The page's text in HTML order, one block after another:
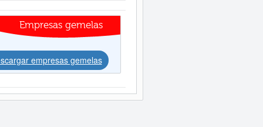
Empresas gemelas
empresas gemelas